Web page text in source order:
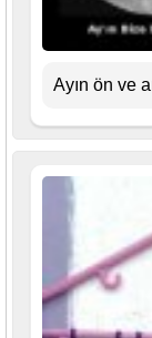
Ayın ön ve